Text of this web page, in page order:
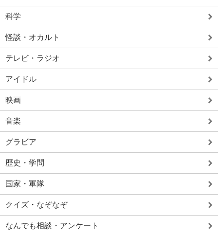
科学
怪談・オカルト
テレビ・ラジオ
アイドル
映画
音楽
グラビア
歴史・学問
国家・軍隊
クイズ・なぞなぞ
なんでも相談・アンケート